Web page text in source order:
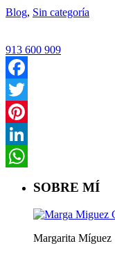
Blog, Sin categoría
913 600 909
Facebook
Twitter
Pinterest
LinkedIn
SOBRE MÍ
Margarita Míguez